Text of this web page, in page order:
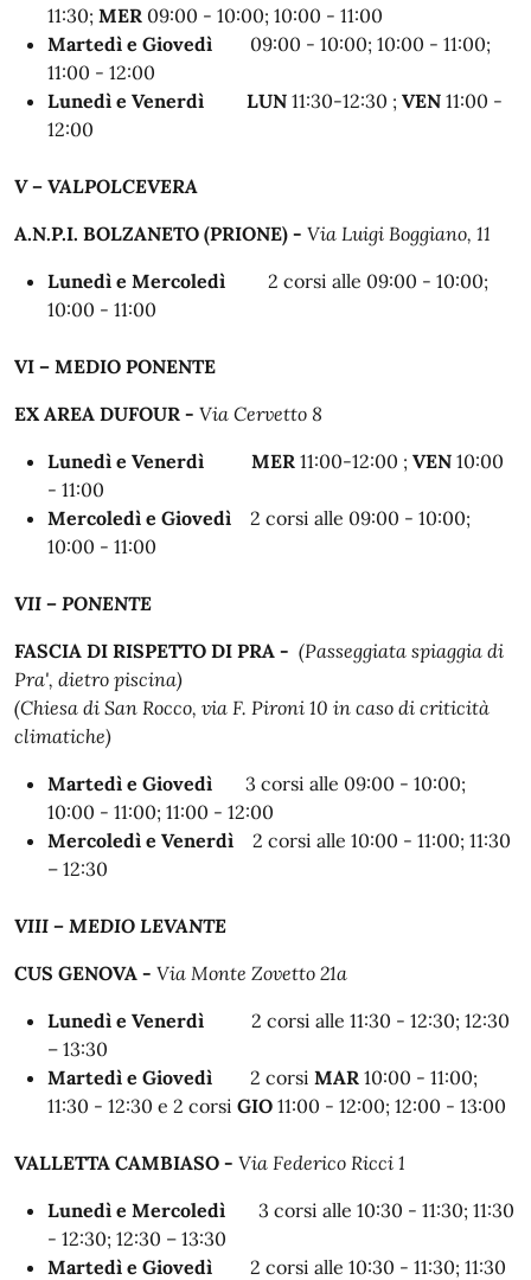
11:30; MER 09:00 - 10:00; 10:00 - 11:00
Martedì e Giovedì
09:00 - 10:00; 10:00 - 11:00;
11:00 - 12:00
Lunedì e Venerdì LUN 11:30-12:30 ; VEN 11:00 -
12:00
V – VALPOLCEVERA
A.N.P.I. BOLZANETO (PRIONE) - Via Luigi Boggiano, 11
Lunedì e Mercoledì 2 corsi alle 09:00 - 10:00;
10:00 - 11:00
VI – MEDIO PONENTE
EX AREA DUFOUR - Via Cervetto 8
Lunedì e Venerdì
MER 11:00-12:00 ; VEN 10:00
- 11:00
Mercoledì e Giovedì 2 corsi alle 09:00 - 10:00;
10:00 - 11:00
VII – PONENTE
FASCIA DI RISPETTO DI PRA - (Passeggiata spiaggia di
Pra', dietro piscina)
(Chiesa di San Rocco, via F. Pironi 10 in caso di criticità
climatiche)
Martedì e Giovedì
3 corsi alle 09:00 - 10:00;
10:00 - 11:00; 11:00 - 12:00
Mercoledì e Venerdì 2 corsi alle 10:00 - 11:00; 11:30
– 12:30
VIII – MEDIO LEVANTE
CUS GENOVA - Via Monte Zovetto 21a
Lunedì e Venerdì 2 corsi alle 11:30 - 12:30; 12:30
– 13:30
Martedì e Giovedì
2 corsi MAR 10:00 - 11:00;
11:30 - 12:30 e 2 corsi GIO 11:00 - 12:00; 12:00 - 13:00
VALLETTA CAMBIASO - Via Federico Ricci 1
Lunedì e Mercoledì 3 corsi alle 10:30 - 11:30; 11:30
- 12:30; 12:30 – 13:30
Martedì e Giovedì
2 corsi alle 10:30 - 11:30; 11:30